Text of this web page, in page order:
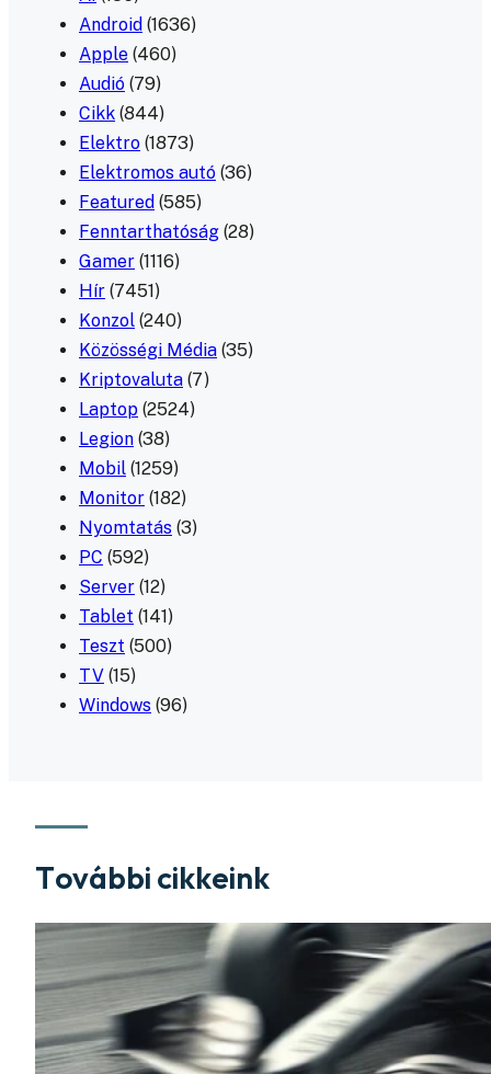
Android (1636)
Apple (460)
Audió (79)
Cikk (844)
Elektro (1873)
Elektromos autó (36)
Featured (585)
Fenntarthatóság (28)
Gamer (1116)
Hír (7451)
Konzol (240)
Közösségi Média (35)
Kriptovaluta (7)
Laptop (2524)
Legion (38)
Mobil (1259)
Monitor (182)
Nyomtatás (3)
PC (592)
Server (12)
Tablet (141)
Teszt (500)
TV (15)
Windows (96)
További cikkeink